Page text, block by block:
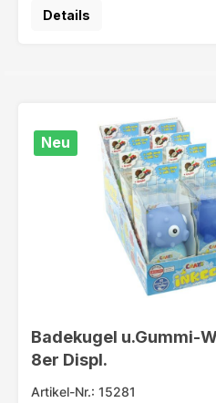
Details
Neu
Badekugel u.Gummi-
8er Displ.
Artikel-Nr.: 15281